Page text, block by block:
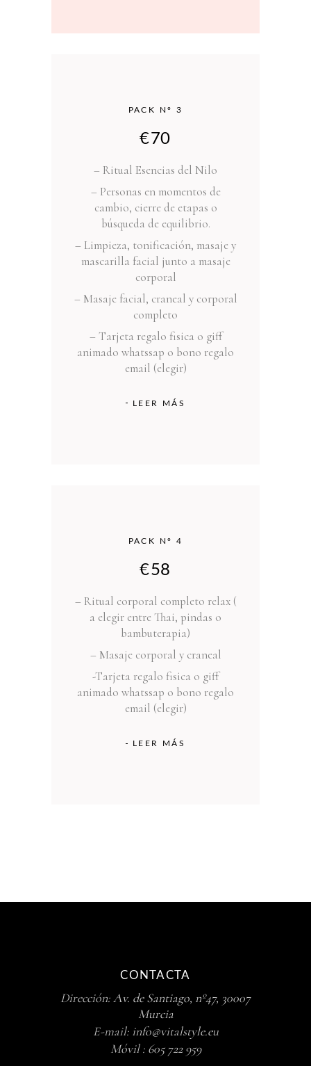
PACK Nº 3
€70
– Ritual Esencias del Nilo
– Personas en momentos de
cambio, cierre de etapas o
búsqueda de equilibrio.
– Limpieza, tonificación, masaje y
mascarilla facial junto a masaje
corporal
– Masaje facial, craneal y corporal
completo
– Tarjeta regalo fisica o giff
animado whatssap o bono regalo
email (elegir)
LEER MÁS
PACK Nº 4
€58
– Ritual corporal completo relax (
a elegir entre Thai, pindas o
bambuterapia)
– Masaje corporal y craneal
-Tarjeta regalo fisica o giff
animado whatssap o bono regalo
email (elegir)
LEER MÁS
CONTACTA
Dirección:Av. de Santiago, nº47, 30007
Murcia
E-mail: info@vitalstyle.eu
Móvil : 605 722 959